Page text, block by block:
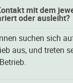
mit dem
oder ausleiht?
suchen sich
aus, und treten